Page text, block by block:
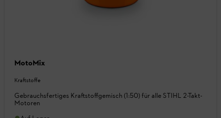
MotoMix
Kraftstoffe
Gebrauchsfertiges Kraftstoffgemisch (1:50) für alle STIHL 2-Takt-
Motoren